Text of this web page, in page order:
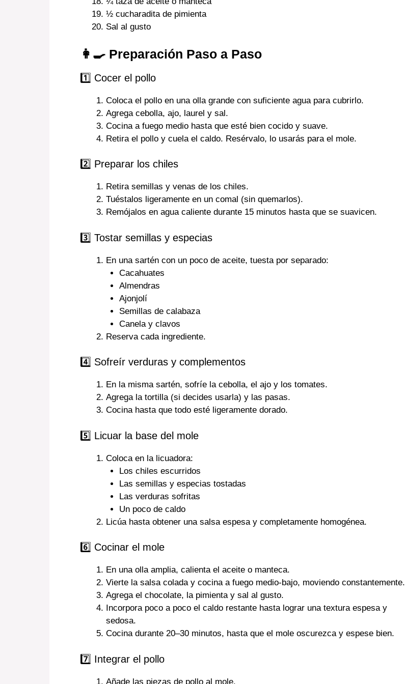
½ cucharadita de pimienta
Sal al gusto
👩‍🍳 Preparación Paso a Paso
1️⃣ Cocer el pollo
Coloca el pollo en una olla grande con suficiente agua para cubrirlo.
Agrega cebolla, ajo, laurel y sal.
Cocina a fuego medio hasta que esté bien cocido y suave.
Retira el pollo y cuela el caldo. Resérvalo, lo usarás para el mole.
2️⃣ Preparar los chiles
Retira semillas y venas de los chiles.
Tuéstalos ligeramente en un comal (sin quemarlos).
Remójalos en agua caliente durante 15 minutos hasta que se suavicen.
3️⃣ Tostar semillas y especias
En una sartén con un poco de aceite, tuesta por separado:
Cacahuates
Almendras
Ajonjolí
Semillas de calabaza
Canela y clavos
Reserva cada ingrediente.
4️⃣ Sofreír verduras y complementos
En la misma sartén, sofríe la cebolla, el ajo y los tomates.
Agrega la tortilla (si decides usarla) y las pasas.
Cocina hasta que todo esté ligeramente dorado.
5️⃣ Licuar la base del mole
Coloca en la licuadora:
Los chiles escurridos
Las semillas y especias tostadas
Las verduras sofritas
Un poco de caldo
Licúa hasta obtener una salsa espesa y completamente homogénea.
6️⃣ Cocinar el mole
En una olla amplia, calienta el aceite o manteca.
Vierte la salsa colada y cocina a fuego medio-bajo, moviendo constantemente.
Agrega el chocolate, la pimienta y sal al gusto.
Incorpora poco a poco el caldo restante hasta lograr una textura espesa y
sedosa.
Cocina durante 20–30 minutos, hasta que el mole oscurezca y espese bien.
7️⃣ Integrar el pollo
Añade las piezas de pollo al mole.